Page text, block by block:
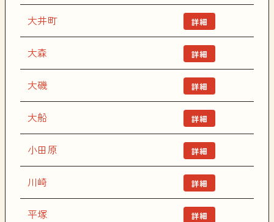
大井町 詳細
大森 詳細
大磯 詳細
大船 詳細
小田原 詳細
川崎 詳細
平塚 詳細